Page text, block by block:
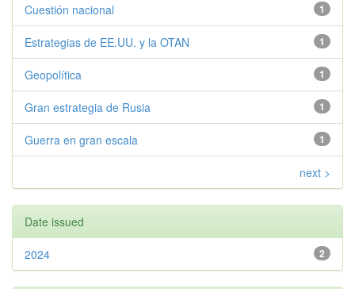
1
Cuestión nacional
1
Estrategias de EE.UU. y la OTAN
1
Geopolítica
1
Gran estrategia de Rusia
1
Guerra en gran escala
next >
Date issued
2
2024